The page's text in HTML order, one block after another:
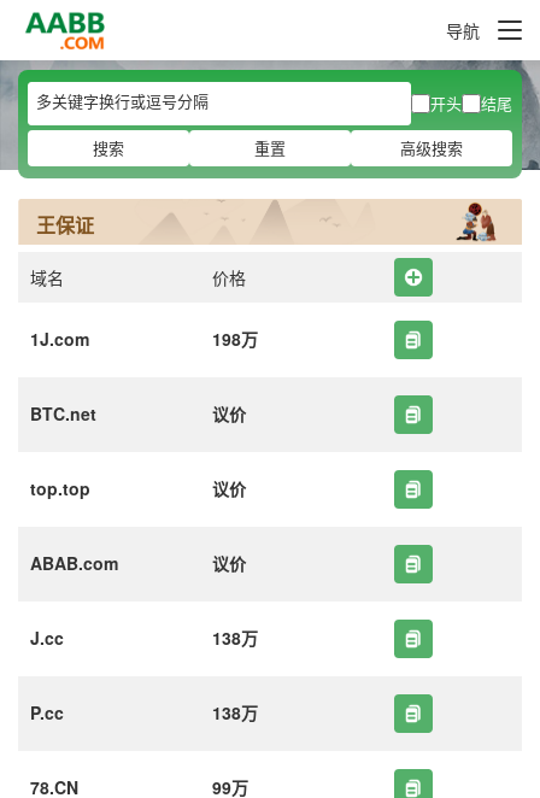
导航
开头
结尾
搜索
重置 高级搜索
王保证
域名 价格
1J.com 198万
BTC.net 议价
top.top 议价
ABAB.com 议价
J.cc 138万
P.cc 138万
78.CN 99万